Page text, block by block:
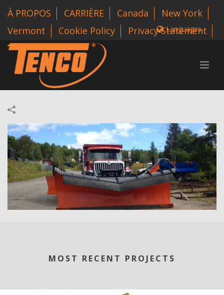
À PROPOS CARRIÈRE Canada
New York
Vermont
Cookie Policy Privacy Statement
1 800-318-3626
Languages
MOST RECENT PROJECTS